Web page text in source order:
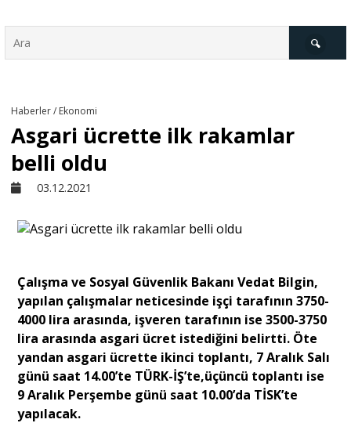
Ekonomi
Dünya
Yorum - Analiz
Haberler / Ekonomi
Asgari ücrette ilk rakamlar
belli oldu
03.12.2021
Çalışma ve Sosyal Güvenlik Bakanı Vedat Bilgin,
yapılan çalışmalar neticesinde işçi tarafının 3750-
4000 lira arasında, işveren tarafının ise 3500-3750
lira arasında asgari ücret istediğini belirtti. Öte
yandan asgari ücrette ikinci toplantı, 7 Aralık Salı
günü saat 14.00’te TÜRK-İŞ’te,üçüncü toplantı ise
9 Aralık Perşembe günü saat 10.00’da TİSK’te
yapılacak.